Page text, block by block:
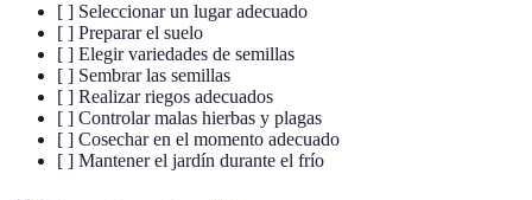
[ ] Seleccionar un lugar adecuado
[ ] Preparar el suelo
[ ] Elegir variedades de semillas
[ ] Sembrar las semillas
[ ] Realizar riegos adecuados
[ ] Controlar malas hierbas y plagas
[ ] Cosechar en el momento adecuado
[ ] Mantener el jardín durante el frío